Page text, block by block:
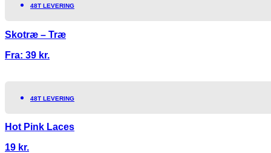
48T LEVERING
Skotræ – Træ
Fra: 39 kr.
48T LEVERING
Hot Pink Laces
19 kr.